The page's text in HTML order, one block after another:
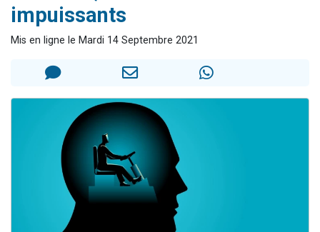
Il reste 49 places pour étudier en groupe sur Zoom
2 nouvelles musiques dans Torah-Box Music
6 personnes viennent de nous rejoindre sur WhatsApp
impuissants
Mis en ligne le Mardi 14 Septembre 2021